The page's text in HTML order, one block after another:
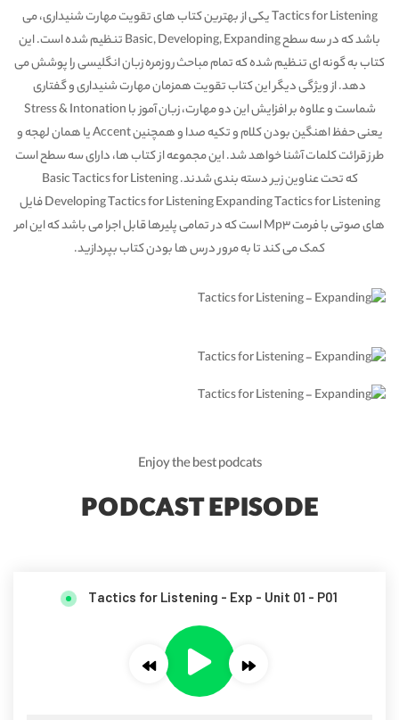
Tactics for Listening یکی از بهترین کتاب های تقویت مهارت شنیداری، می
باشد که در سه سطح Basic, Developing, Expanding تنظیم شده است. این
کتاب به گونه ای تنظیم شده که تمام مباحث روزمره زبان انگلیسی را پوشش می
دهد. از ویژگی دیگر این کتاب تقویت همزمان مهارت شنیداری و گفتاری
شماست و علاوه بر افزایش این دو مهارت، زبان آموز با Stress & Intonation
یعنی حفظ اهنگین بودن کلام و تکیه صدا و همچنین Accent یا همان لهجه و
طرز قرائت کلمات آشنا خواهد شد. این مجموعه از کتاب ها، دارای سه سطح است
که تحت عناوین زیر دسته بندی شدند. Basic Tactics for Listening
Developing Tactics for Listening Expanding Tactics for Listening فایل
های صوتی با فرمت Mp3 است که در تمامی پلیرها قابل اجرا می باشد که این امر
کمک می کند تا به مرور درس ها بودن کتاب بپردازید.
Enjoy the best podcats
PODCAST EPISODE
Tactics for Listening - Exp - Unit 01 - P01